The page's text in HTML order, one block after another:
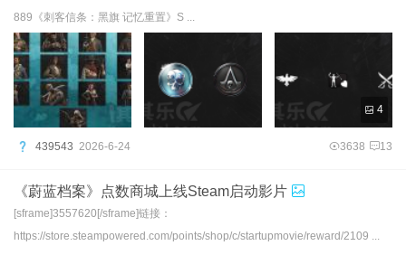
889《刺客信条：黑旗 记忆重置》S ...
4
439543 2026-6-24 3638 13
《蔚蓝档案》点数商城上线Steam启动影片
[sframe]3557620[/sframe]链接：
https://store.steampowered.com/points/shop/c/startupmovie/reward/2109 ...